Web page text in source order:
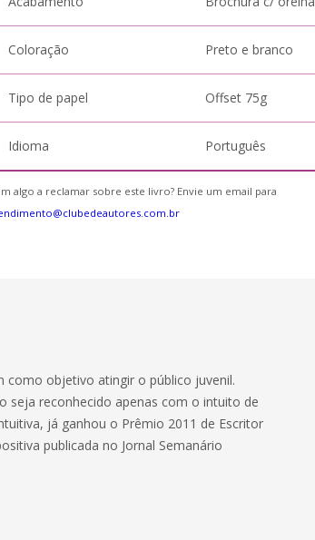
Coloração Preto e branco
Tipo de papel Offset 75g
Idioma Português
algo a reclamar sobre este livro? Envie um email para
como objetivo atingir o público juvenil.
seja reconhecido apenas com o intuito de
já ganhou o Prêmio 2011 de Escritor
publicada no Jornal Semanário